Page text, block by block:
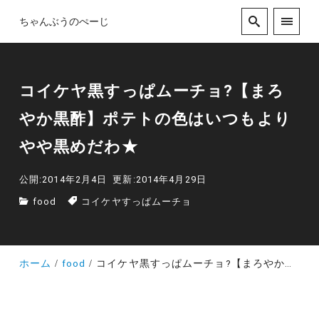
ちゃんぶうのぺーじ
コイケヤ黒すっぱムーチョ?【まろ
やか黒酢】ポテトの色はいつもより
やや黒めだわ★
公開:2014年2月4日 更新:2014年4月29日
food コイケヤすっぱムーチョ
ホーム food コイケヤ黒すっぱムーチョ?【まろやか黒酢】ポテトの色はいつもよりやや黒めだわ★